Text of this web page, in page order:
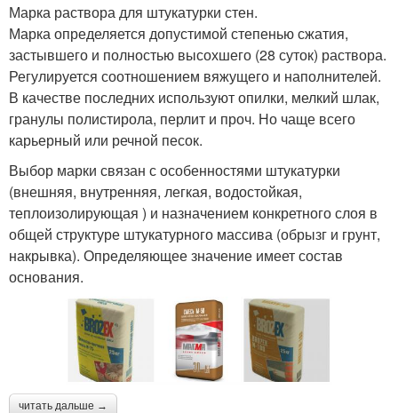
Марка раствора для штукатурки стен.
Марка определяется допустимой степенью сжатия,
застывшего и полностью высохшего (28 суток) раствора.
Регулируется соотношением вяжущего и наполнителей.
В качестве последних используют опилки, мелкий шлак,
гранулы полистирола, перлит и проч. Но чаще всего
карьерный или речной песок.
Выбор марки связан с особенностями штукатурки
(внешняя, внутренняя, легкая, водостойкая,
теплоизолирующая ) и назначением конкретного слоя в
общей структуре штукатурного массива (обрызг и грунт,
накрывка). Определяющее значение имеет состав
основания.
читать дальше →